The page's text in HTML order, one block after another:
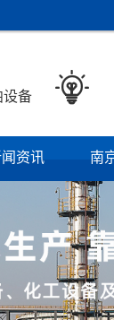
备

资讯 南